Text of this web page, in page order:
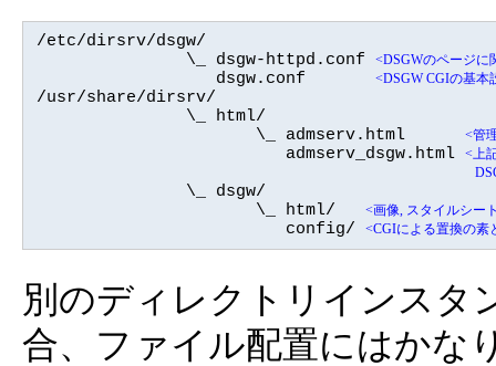
/etc/dirsrv/dsgw/
               \_ dsgw-httpd.conf
<DSGWのページに
                  dsgw.conf
<DSGW CGIの基本
/usr/share/dirsrv/
               \_ html/
                      \_ admserv.html
<管
                         admserv_dsgw.html
<上
               \_ dsgw/
                      \_ html/
<画像, スタイルシー
                         config/
<CGIによる置換の素
別のディレクトリインスタ
合、ファイル配置にはかな